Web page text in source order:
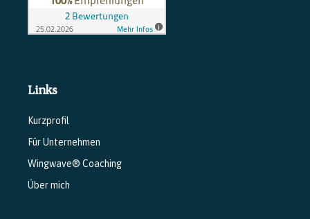
Links
Kurzprofil
Für Unternehmen
Wingwave® Coaching
Über mich